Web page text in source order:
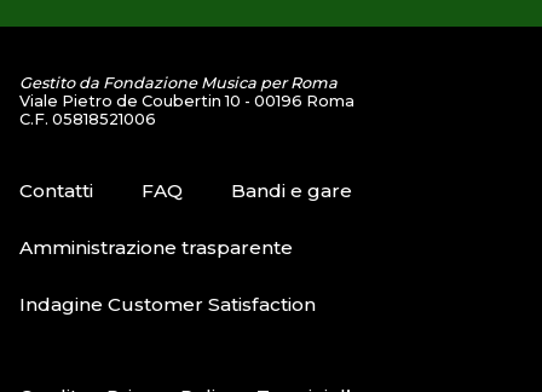
Gestito da Fondazione Musica per Roma
Viale Pietro de Coubertin 10 - 00196 Roma
C.F. 05818521006
Contatti FAQ Bandi e gare
Amministrazione trasparente
Indagine Customer Satisfaction